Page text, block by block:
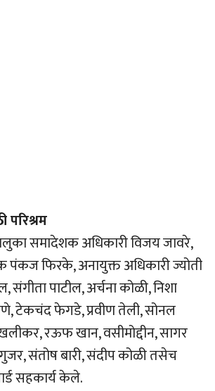
परिश्रम
समादेशक अधिकारी विजय जावरे,
पंकज फिरके, अनायुक्त अधिकारी ज्योती
संगीता पाटील, अर्चना कोळी, निशा
टेकचंद फेगडे, प्रवीण तेली, सोनल
रऊफ खान, वसीमोद्दीन, सागर
संतोष बारी, संदीप कोळी तसेच
सहकार्य केले.